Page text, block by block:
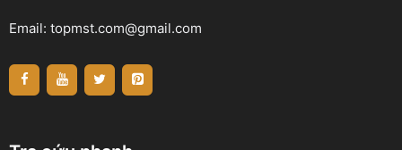
Email: topmst.com@gmail.com